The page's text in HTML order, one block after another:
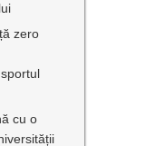
zero
cu o